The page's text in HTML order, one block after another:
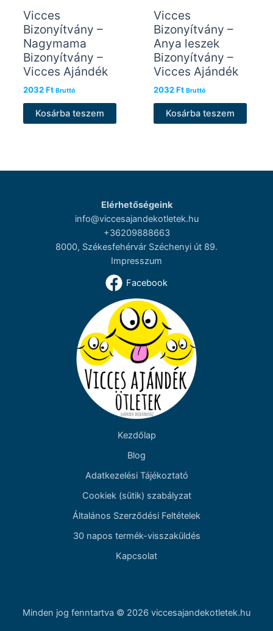
Vicces
Bizonyítvány –
Nagymama
Bizonyítvány –
Vicces Ajándék
2032Ft Bruttó
Kosárba teszem
Vicces
Bizonyítvány –
Anya leszek
Bizonyítvány –
Vicces Ajándék
2032Ft Bruttó
Kosárba teszem
Elérhetőségeink
info@viccesajandekotletek.hu
+36209888663
8000, Székesfehérvár Széchenyi út 89.
Impresszum
Facebook
Kezdőlap
Blog
Adatkezelési Tájékoztató
Cookiek (sütik) szabályzat
Általános Szerződési Feltételek
30 napos termék-visszaküldés
Kapcsolat
Minden jog fenntartva © 2026 viccesajandekotletek.hu